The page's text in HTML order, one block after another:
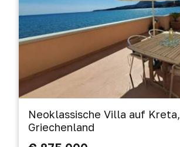
Neoklassische Villa auf Kreta,
Griechenland